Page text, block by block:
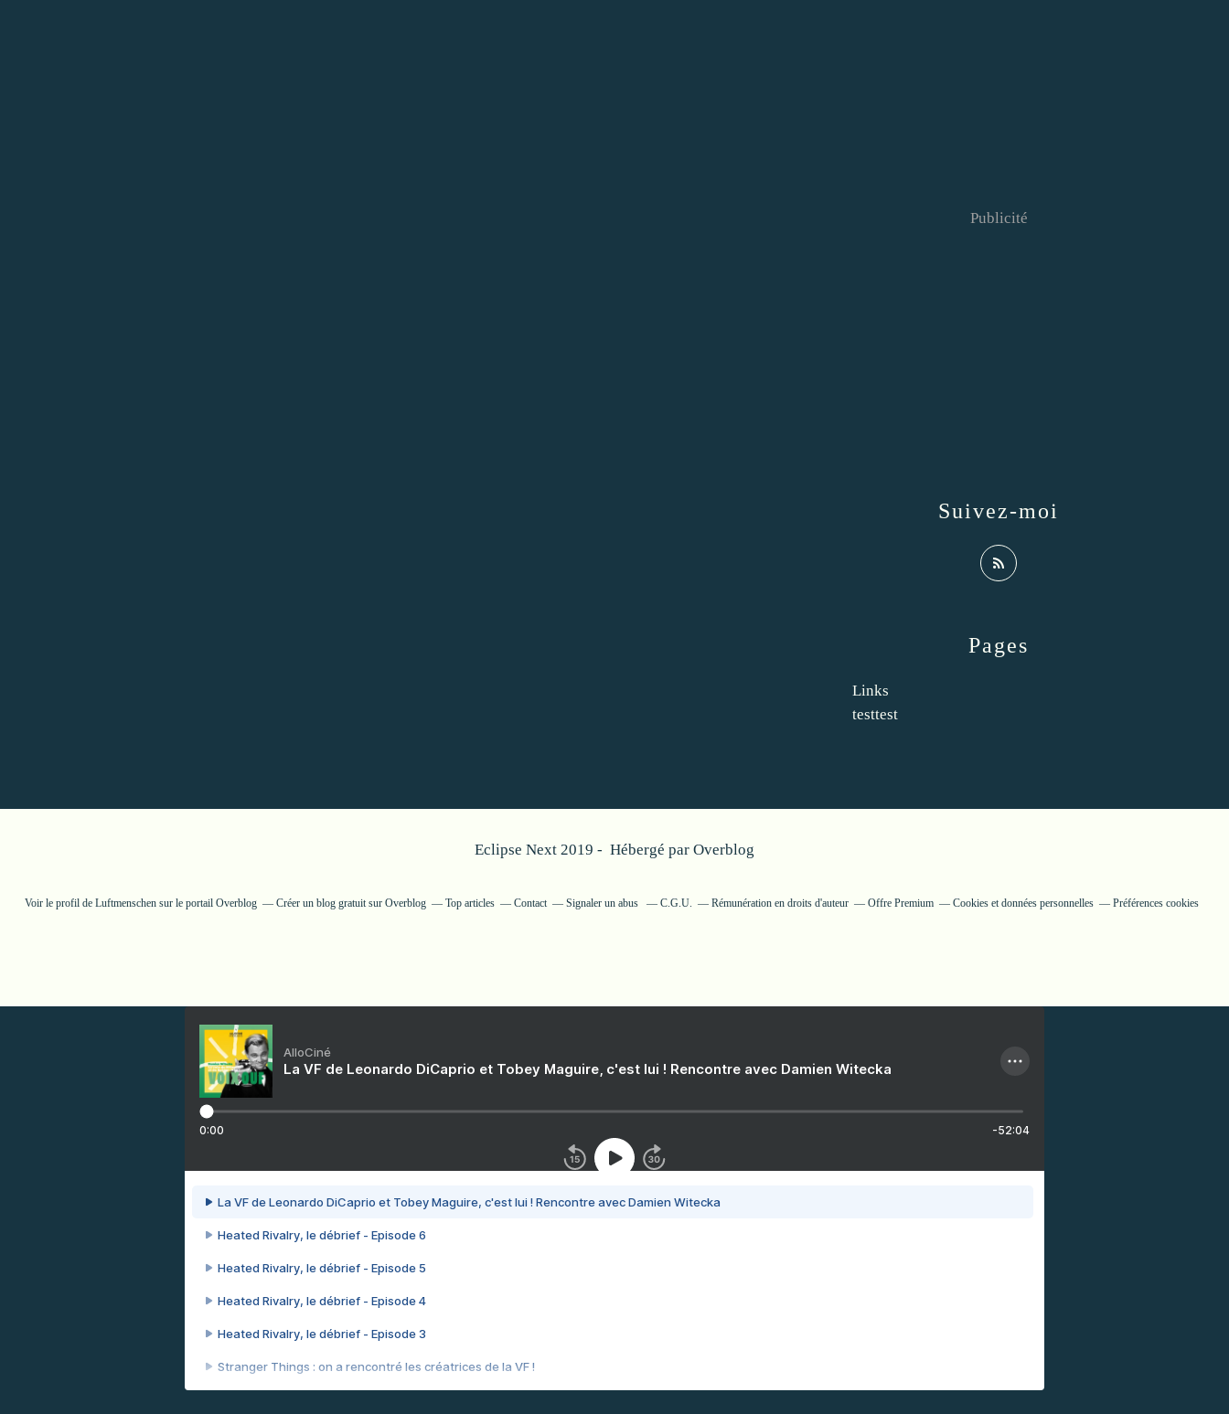
Pages
Links
testtest
Suivez-moi
Publicité
Eclipse Next 2019 - Hébergé par Overblog
Voir le profil de Luftmenschen sur le portail Overblog Créer un blog gratuit sur Overblog Top articles Contact Signaler un abus C.G.U. Rémunération en droits d'auteur Offre Premium Cookies et données personnelles Préférences cookies
AlloCiné
La VF de Leonardo DiCaprio et Tobey Maguire, c'est lui ! Rencontre avec Damien Witecka
0:00 -52:04
La VF de Leonardo DiCaprio et Tobey Maguire, c'est lui ! Rencontre avec Damien Witecka
Heated Rivalry, le débrief - Episode 6
Heated Rivalry, le débrief - Episode 5
Heated Rivalry, le débrief - Episode 4
Heated Rivalry, le débrief - Episode 3
Stranger Things : on a rencontré les créatrices de la VF !